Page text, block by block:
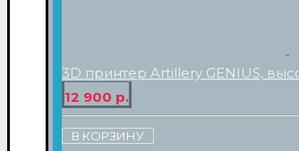
3D принтер Artillery GENIUS,
12 900 р.
В КОРЗИНУ